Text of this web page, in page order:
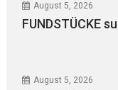
August 5, 2026
FUNDSTÜCKE
August 5, 2026